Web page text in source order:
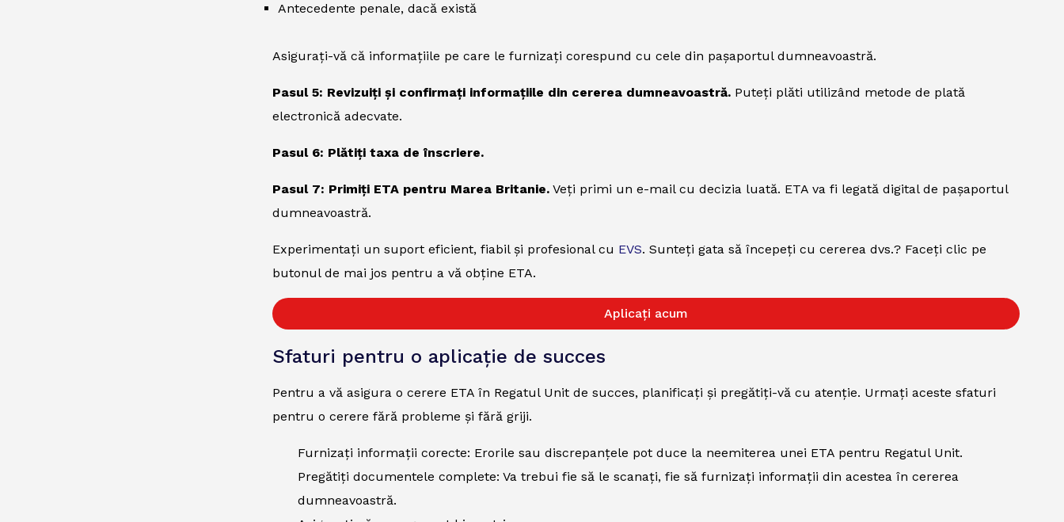
Antecedente penale, dacă există
Asigurați-vă că informațiile pe care le furnizați corespund cu cele din pașaportul dumneavoastră.
Pasul 5: Revizuiți și confirmați informațiile din cererea dumneavoastră. Puteți plăti utilizând metode de plată
electronică adecvate.
Pasul 6: Plătiți taxa de înscriere.
Pasul 7: Primiți ETA pentru Marea Britanie. Veți primi un e-mail cu decizia luată. ETA va fi legată digital de pașaportul
dumneavoastră.
Experimentați un suport eficient, fiabil și profesional cu EVS. Sunteți gata să începeți cu cererea dvs.? Faceți clic pe
butonul de mai jos pentru a vă obține ETA.
Aplicați acum
Sfaturi pentru o aplicație de succes
Pentru a vă asigura o cerere ETA în Regatul Unit de succes, planificați și pregătiți-vă cu atenție. Urmați aceste sfaturi
pentru o cerere fără probleme și fără griji.
Furnizați informații corecte: Erorile sau discrepanțele pot duce la neemiterea unei ETA pentru Regatul Unit.
Pregătiți documentele complete: Va trebui fie să le scanați, fie să furnizați informații din acestea în cererea
dumneavoastră.